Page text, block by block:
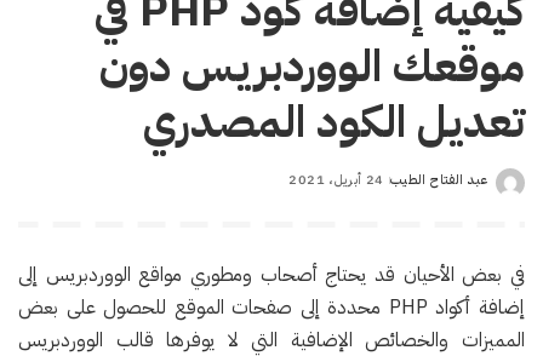
موقعك الووردبريس دون
تعديل الكود المصدري
Posted
عبد الفتاح الطيب 24 أبريل، 2021
في بعض الأحيان قد يحتاج أصحاب ومطوري مواقع الووردبريس إلى
إضافة أكواد PHP محددة إلى صفحات الموقع للحصول على بعض
المميزات والخصائص الإضافية التي لا يوفرها قالب الووردبريس